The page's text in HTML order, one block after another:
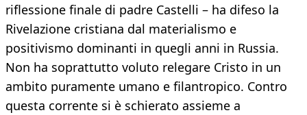
riflessione finale di padre Castelli – ha difeso la
Rivelazione cristiana dal materialismo e
positivismo dominanti in quegli anni in Russia.
Non ha soprattutto voluto relegare Cristo in un
ambito puramente umano e filantropico. Contro
questa corrente si è schierato assieme a